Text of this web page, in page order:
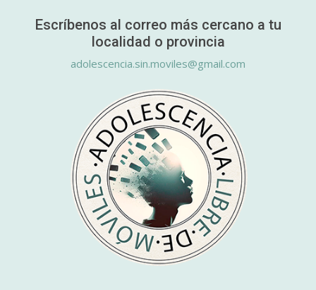
Escríbenos al correo más cercano a tu
localidad o provincia
adolescencia.sin.moviles@gmail.com